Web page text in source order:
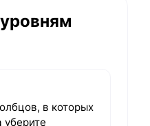
в которых